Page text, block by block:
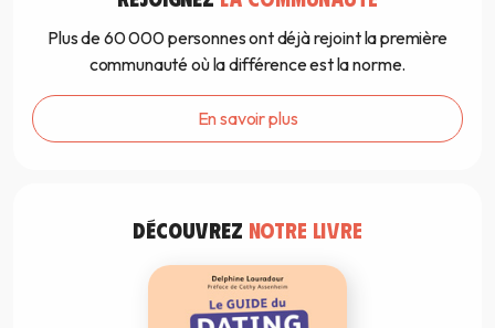
Plus de 60 000 personnes ont déjà rejoint la première
communauté où la différence est la norme.
En savoir plus
DÉCOUVREZ NOTRE LIVRE